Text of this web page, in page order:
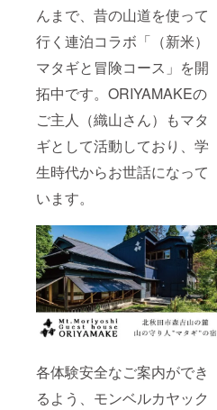
んまで、昔の山道を使って
行く連泊コラボ「（新米）
マタギと冒険コース」を開
拓中です。ORIYAMAKEの
ご主人（織山さん）もマタ
ギとして活動しており、学
生時代からお世話になって
います。
各体験安全なご案内ができ
るよう、モンベルカヤック